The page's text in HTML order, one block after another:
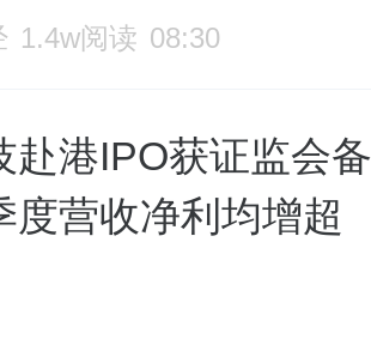
1.4w阅读 08:30
赴港IPO获证监会备
度营收净利均增超